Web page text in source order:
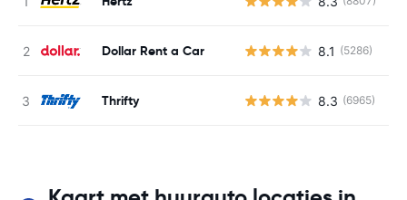
Dollar Rent a Car 8.1 (5286)
Thrifty 8.3 (6965)